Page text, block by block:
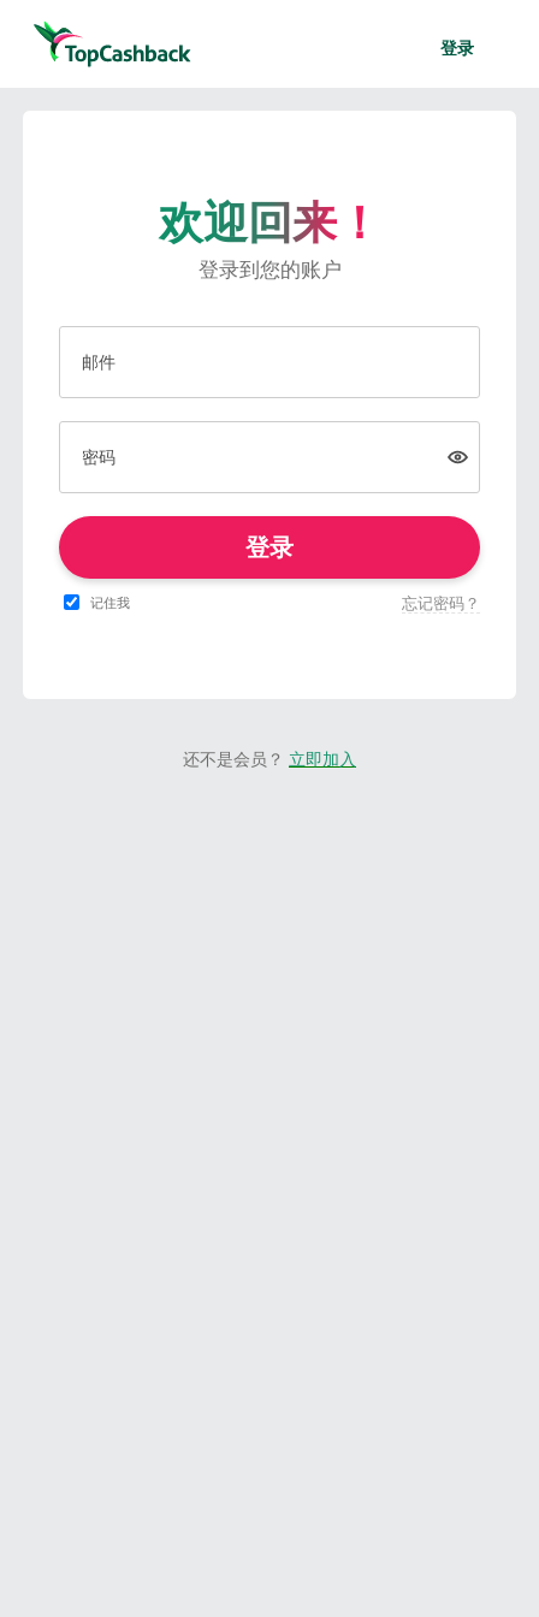
登录
欢迎回来！
登录到您的账户
邮件
密码
登录
记住我 忘记密码？
还不是会员？ 立即加入